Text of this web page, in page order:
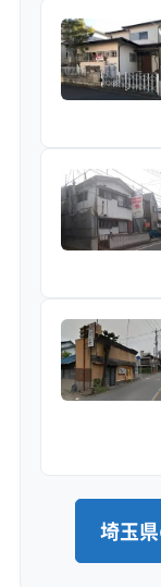
付いています。
総面積の8
傾斜地に建
れない狭い
る傾向があ
に倉尾地
ていること
埼玉